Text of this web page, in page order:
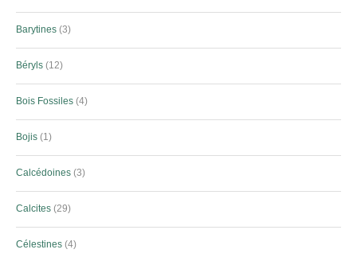
Barytines 3
Béryls 12
Bois Fossiles 4
Bojis 1
Calcédoines 3
Calcites 29
Célestines 4